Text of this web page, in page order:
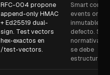
RFC-004 propone
append-only HMAC
+ Ed25519 dual-
sign. Test vectors
hex-exactos en
/test-vectors.
Smart
events on-
inmutable
defecto. Sin
normativa
se debe
estructurar.